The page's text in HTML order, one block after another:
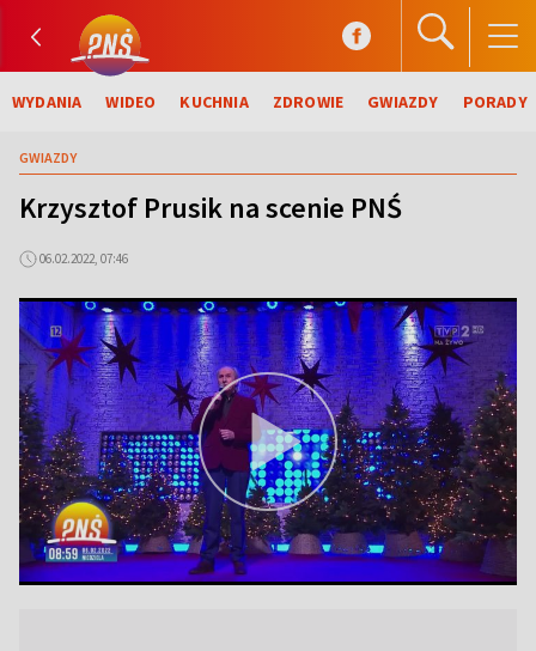
WYDANIA WIDEO KUCHNIA ZDROWIE GWIAZDY PORADY
GWIAZDY
Krzysztof Prusik na scenie PNŚ
06.02.2022, 07:46